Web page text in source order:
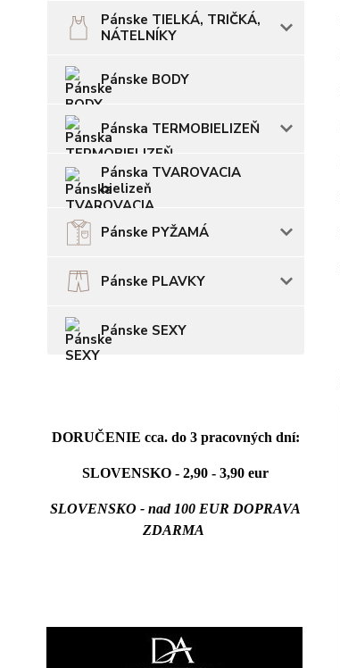
Pánske TIELKÁ, TRIČKÁ,
NÁTELNÍKY
Pánske BODY
Pánska TERMOBIELIZEŇ
Pánska TVAROVACIA
bielizeň
Pánske PYŽAMÁ
Pánske PLAVKY
Pánske SEXY
DORUČENIE cca. do 3 pracovných dní:
SLOVENSKO - 2,90 - 3,90 eur
SLOVENSKO - nad 100 EUR DOPRAVA
ZDARMA